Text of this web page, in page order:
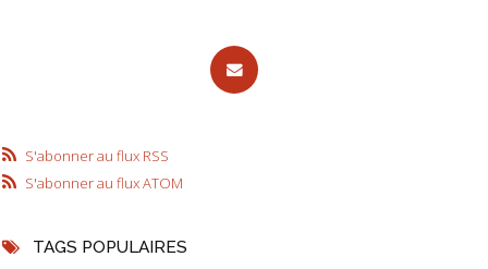
S'abonner au flux RSS
S'abonner au flux ATOM
TAGS POPULAIRES